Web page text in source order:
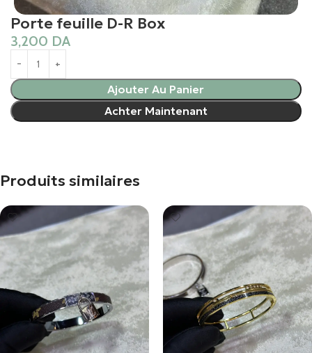
Porte feuille D-R Box
3,200 DA
Ajouter Au Panier
Achter Maintenant
Produits similaires